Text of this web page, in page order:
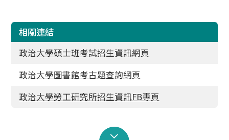
相關連結
政治大學碩士班考試招生資訊網頁
政治大學圖書館考古題查詢網頁
政治大學勞工研究所招生資訊FB專頁